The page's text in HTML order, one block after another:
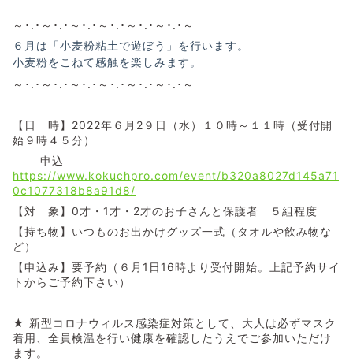
～･.･～･.･～･.･～･.･～･.･～･.･～
６月は「小麦粉粘土で遊ぼう」を行います。
小麦粉をこねて感触を楽しみます。
～･.･～･.･～･.･～･.･～･.･～･.･～
【日 時】2022年６月2９日（水）１０時～１１時（受付開
始９時４５分）
申込
https://www.kokuchpro.com/event/b320a8027d145a71
0c1077318b8a91d8/
【対 象】0才・1才・2才のお子さんと保護者 ５組程度
【持ち物】いつものお出かけグッズ一式（タオルや飲み物な
ど）
【申込み】要予約（６月1日16時より受付開始。上記予約サイ
トからご予約下さい）
★ 新型コロナウィルス感染症対策として、大人は必ずマスク
着用、全員検温を行い健康を確認したうえでご参加いただけ
ます。